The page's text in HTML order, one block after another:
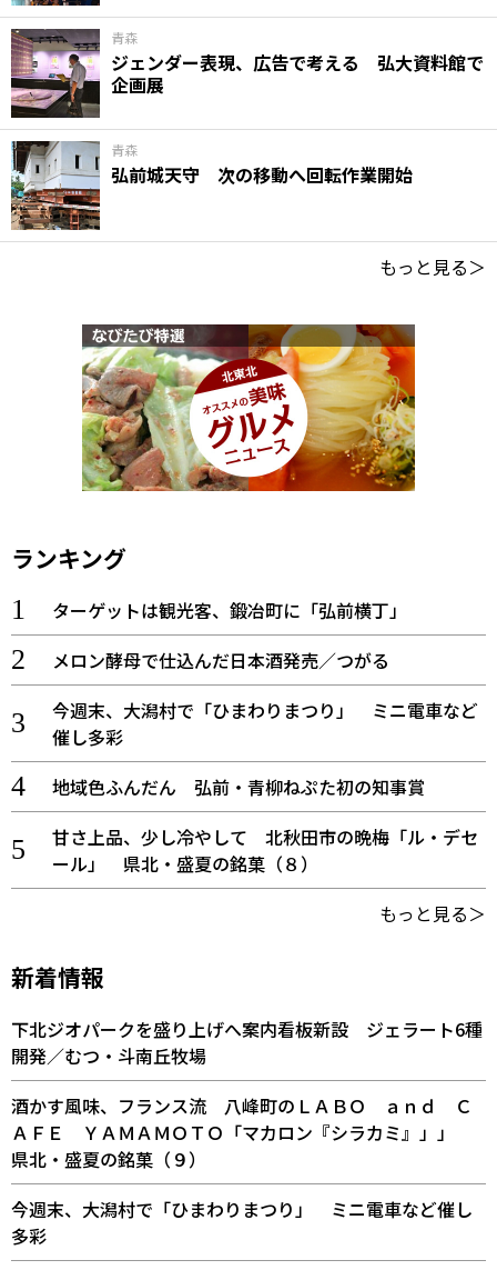
青森
ジェンダー表現、広告で考える 弘大資料館で
企画展
青森
弘前城天守 次の移動へ回転作業開始
もっと見る＞
ランキング
ターゲットは観光客、鍛冶町に「弘前横丁」
メロン酵母で仕込んだ日本酒発売／つがる
今週末、大潟村で「ひまわりまつり」 ミニ電車など
催し多彩
地域色ふんだん 弘前・青柳ねぷた初の知事賞
甘さ上品、少し冷やして 北秋田市の晩梅「ル・デセ
ール」 県北・盛夏の銘菓（８）
もっと見る＞
新着情報
下北ジオパークを盛り上げへ案内看板新設 ジェラート6種
開発／むつ・斗南丘牧場
酒かす風味、フランス流 八峰町のＬＡＢＯ ａｎｄ Ｃ
ＡＦＥ ＹＡＭＡＭＯＴＯ「マカロン『シラカミ』」」
県北・盛夏の銘菓（９）
今週末、大潟村で「ひまわりまつり」 ミニ電車など催し
多彩